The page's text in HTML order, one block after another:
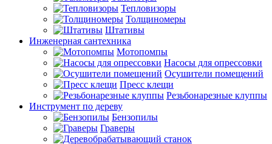
Тепловизоры
Толщиномеры
Штативы
Инженерная сантехника
Мотопомпы
Насосы для опрессовки
Осушители помещений
Пресс клещи
Резьбонарезные клуппы
Инструмент по дереву
Бензопилы
Граверы